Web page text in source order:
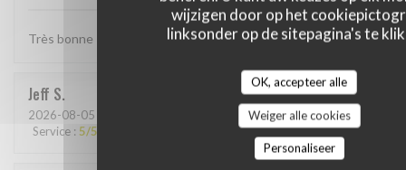
wijzigen door op het
linksonder op de sitepagina's te
OK, accepteer alle
Weiger alle cookies
Personaliseer
Très bonne Paella, quantité un peu petite . . .
Jeff S
2026-08-05
Service : 5/5 5/5 Kwaliteit / Prijs:4/5